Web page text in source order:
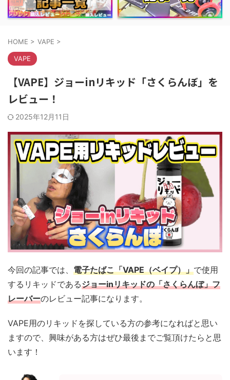
HOME > VAPE >
VAPE
【VAPE】ジョーinリキッド「さくらんぼ」を
レビュー！
2025年12月11日
今回の記事では、 電子たばこ「VAPE（ベイプ）」で使用
するリキッドであるジョーinリキッドの「さくらんぼ」フ
レーバーのレビュー記事になります。
VAPE用のリキッドを探している方の参考になればと思い
ますので、興味がある方はぜひ最後までご覧頂けたらと思
います！